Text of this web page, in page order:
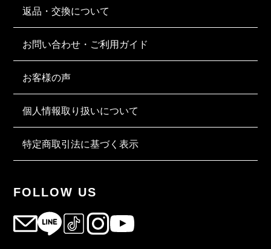
返品・交換について
お問い合わせ・ご利用ガイド
お客様の声
個人情報取り扱いについて
特定商取引法に基づく表示
FOLLOW US